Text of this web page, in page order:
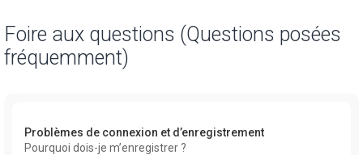
Foire aux questions (Questions posées
fréquemment)
Problèmes de connexion et d’enregistrement
Pourquoi dois-je m’enregistrer ?